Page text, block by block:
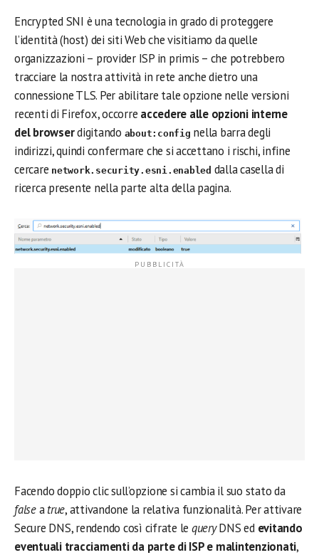
Encrypted SNI è una tecnologia in grado di proteggere
l’identità (host) dei siti Web che visitiamo da quelle
organizzazioni – provider ISP in primis – che potrebbero
tracciare la nostra attività in rete anche dietro una
connessione TLS. Per abilitare tale opzione nelle versioni
recenti di Firefox, occorre accedere alle opzioni interne
del browserdigitando about:config nella barra degli
indirizzi, quindi confermare che si accettano i rischi, infine
cercare network.security.esni.enabled dalla casella di
ricerca presente nella parte alta della pagina.
Facendo doppio clic sull’opzione si cambia il suo stato da
falseatrue, attivandone la relativa funzionalità. Per attivare
Secure DNS, rendendo così cifrate le queryDNS ed evitando
eventuali tracciamenti da parte di ISP e malintenzionati,